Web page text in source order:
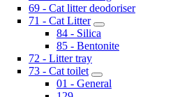
69 - Cat litter deodoriser
71 - Cat Litter
84 - Silica
85 - Bentonite
72 - Litter tray
73 - Cat toilet
01 - General